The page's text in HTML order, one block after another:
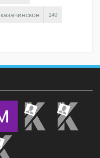
казачинское 140